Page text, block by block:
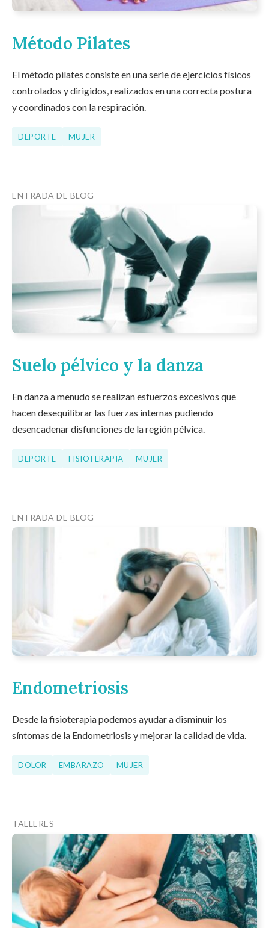
Método Pilates
El método pilates consiste en una serie de ejercicios físicos
controlados y dirigidos, realizados en una correcta postura
y coordinados con la respiración.
DEPORTE MUJER
ENTRADA DE BLOG
Suelo pélvico y la danza
En danza a menudo se realizan esfuerzos excesivos que
hacen desequilibrar las fuerzas internas pudiendo
desencadenar disfunciones de la región pélvica.
DEPORTE FISIOTERAPIA MUJER
ENTRADA DE BLOG
Endometriosis
Desde la fisioterapia podemos ayudar a disminuir los
síntomas de la Endometriosis y mejorar la calidad de vida.
DOLOR EMBARAZO MUJER
TALLERES